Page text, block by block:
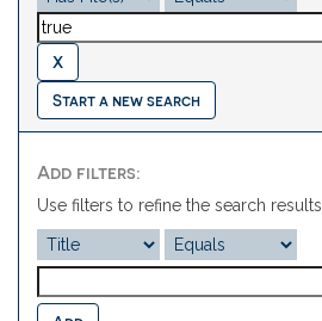
Start a new search
Add filters:
Use filters to refine the search results.